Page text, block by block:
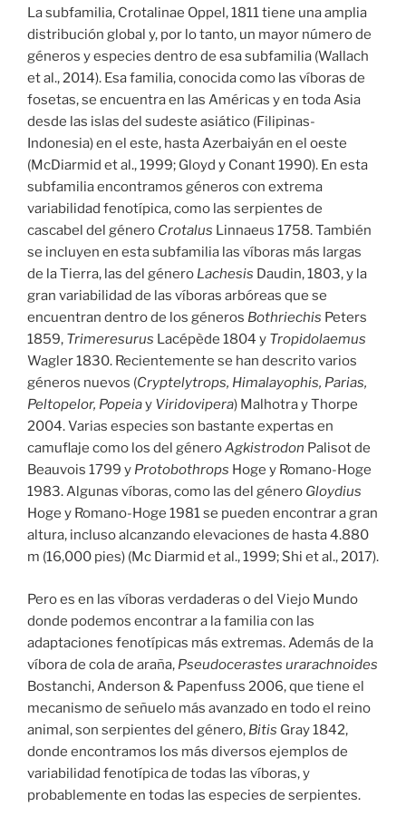
La subfamilia, Crotalinae Oppel, 1811 tiene una amplia
distribución global y, por lo tanto, un mayor número de
géneros y especies dentro de esa subfamilia (Wallach
et al., 2014). Esa familia, conocida como las víboras de
fosetas, se encuentra en las Américas y en toda Asia
desde las islas del sudeste asiático (Filipinas-
Indonesia) en el este, hasta Azerbaiyán en el oeste
(McDiarmid et al., 1999; Gloyd y Conant 1990). En esta
subfamilia encontramos géneros con extrema
variabilidad fenotípica, como las serpientes de
cascabel del género Crotalus Linnaeus 1758. También
se incluyen en esta subfamilia las víboras más largas
de la Tierra, las del género Lachesis Daudin, 1803, y la
gran variabilidad de las víboras arbóreas que se
encuentran dentro de los géneros Bothriechis Peters
1859, Trimeresurus Lacépède 1804 y Tropidolaemus
Wagler 1830. Recientemente se han descrito varios
géneros nuevos (Cryptelytrops, Himalayophis, Parias,
Peltopelor, Popeiay Viridovipera) Malhotra y Thorpe
2004. Varias especies son bastante expertas en
camuflaje como los del géneroAgkistrodon Palisot de
Beauvois 1799 y Protobothrops Hoge y Romano-Hoge
1983. Algunas víboras, como las del género Gloydius
Hoge y Romano-Hoge 1981 se pueden encontrar a gran
altura, incluso alcanzando elevaciones de hasta 4.880
m (16,000 pies) (Mc Diarmid et al., 1999; Shi et al., 2017).
Pero es en las víboras verdaderas o del Viejo Mundo
donde podemos encontrar a la familia con las
adaptaciones fenotípicas más extremas. Además de la
víbora de cola de araña, Pseudocerastes urarachnoides
Bostanchi, Anderson & Papenfuss 2006, que tiene el
mecanismo de señuelo más avanzado en todo el reino
animal, son serpientes del género, Bitis Gray 1842,
donde encontramos los más diversos ejemplos de
variabilidad fenotípica de todas las víboras, y
probablemente en todas las especies de serpientes.